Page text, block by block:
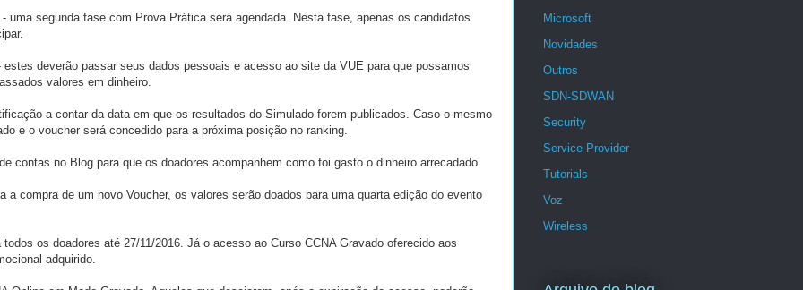
uma segunda fase com Prova Prática será agendada. Nesta fase, apenas os candidatos
deverão passar seus dados pessoais e acesso ao site da VUE para que possamos
valores em dinheiro.
a contar da data em que os resultados do Simulado forem publicados. Caso o mesmo
e o voucher será concedido para a próxima posição no ranking.
contas no Blog para que os doadores acompanhem como foi gasto o dinheiro arrecadado
compra de um novo Voucher, os valores serão doados para uma quarta edição do evento
os doadores até 27/11/2016. Já o acesso ao Curso CCNA Gravado oferecido aos
adquirido.
Microsoft
Novidades
Outros
SDN-SDWAN
Security
Service Provider
Tutorials
Voz
Wireless